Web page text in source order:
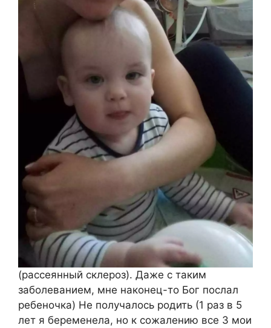
(рассеянный склероз). Даже с таким
заболеванием, мне наконец-то Бог послал
ребеночка) Не получалось родить (1 раз в 5
лет я беременела, но к сожалению все 3 мои